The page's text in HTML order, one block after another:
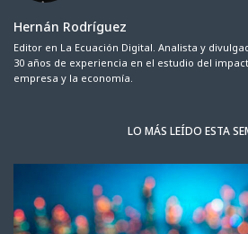
Hernán Rodríguez
Editor en La Ecuación Digital. Analista y
30 años de experiencia en el estudio del
empresa y la economía.
LO MÁS LEÍDO ESTA